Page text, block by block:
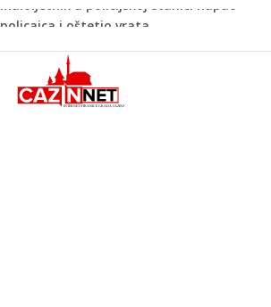
Razmišljate koji automobil kupiti? Nova
Potvrda i iz kluba: Dženan Pejčinović
pravi veliki transfer za 25 miliona eura
Psihijatrica: Ovo je greška koju većina